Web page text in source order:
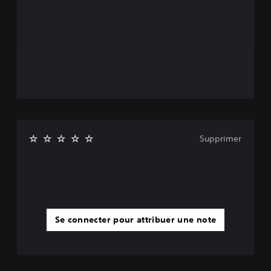
Se connecter pour attribuer une note
Supprimer